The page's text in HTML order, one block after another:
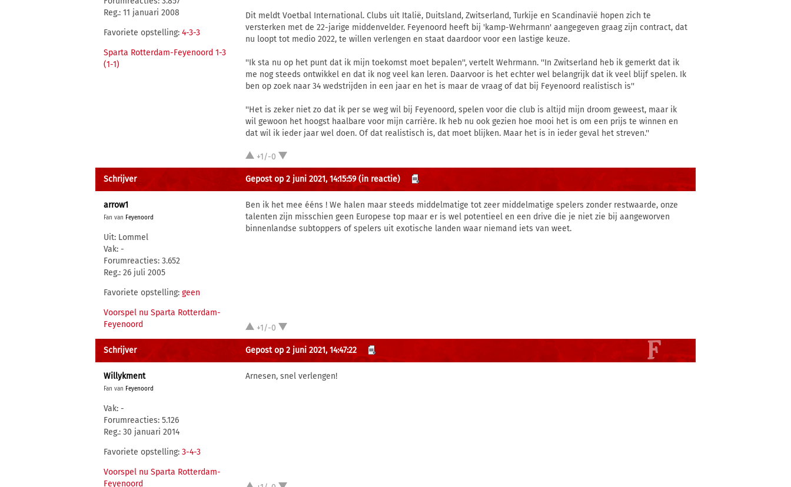
Reg.: 11 januari 2008
Favoriete opstelling: 4-3-3
Sparta Rotterdam-Feyenoord 1-3
(1-1)
Dit meldt Voetbal International. Clubs uit Italië, Duitsland, Zwitserland, Turkije en Scandinavië hopen zich te
versterken met de 22-jarige middenvelder. Feyenoord heeft bij 'kamp-Wehrmann' aangegeven graag zijn contract, dat
nu loopt tot medio 2022, te willen verlengen en staat daardoor voor een lastige keuze.
''Ik sta nu op het punt dat ik mijn toekomst moet bepalen'', vertelt Wehrmann. ''In Zwitserland heb ik gemerkt dat ik
me nog steeds ontwikkel en dat ik nog veel kan leren. Daarvoor is het echter wel belangrijk dat ik veel blijf spelen. Ik
ben op zoek naar 34 wedstrijden in een jaar en het is maar de vraag of dat bij Feyenoord realistisch is''
''Het is zeker niet zo dat ik per se weg wil bij Feyenoord, spelen voor die club is altijd mijn droom geweest, maar ik
wil gewoon het hoogst haalbare voor mijn carrière. Ik heb nu ook gezien hoe mooi het is om een prijs te winnen en
dat wil ik ieder jaar wel doen. Of dat realistisch is, dat moet blijken. Maar het is in ieder geval het streven.''
+1/-0
Schrijver Gepost op 2 juni 2021, 14:15:59 (in reactie)
arrow1
Fan van Feyenoord
Uit: Lommel
Vak: -
Forumreacties: 3.652
Reg.: 26 juli 2005
Favoriete opstelling: geen
Voorspel nu Sparta Rotterdam-
Feyenoord
Ben ik het mee ééns ! We halen maar steeds middelmatige tot zeer middelmatige spelers zonder restwaarde, onze
talenten zijn misschien geen Europese top maar er is wel potentieel en een drive die je niet zie bij aangeworven
binnenlandse subtoppers of spelers uit exotische landen waar niemand iets van weet.
+1/-0
Schrijver Gepost op 2 juni 2021, 14:47:22
Willykment
Fan van Feyenoord
Vak: -
Forumreacties: 5.126
Reg.: 30 januari 2014
Favoriete opstelling: 3-4-3
Voorspel nu Sparta Rotterdam-
Feyenoord
Arnesen, snel verlengen!